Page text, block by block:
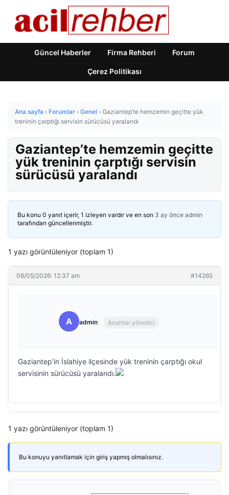
Güncel Haberler Firma Rehberi Forum
Çerez Politikası
Ana sayfa › Forumlar › Genel › Gaziantep’te hemzemin geçitte yük
treninin çarptığı servisin sürücüsü yaralandı
Gaziantep’te hemzemin geçitte
yük treninin çarptığı servisin
sürücüsü yaralandı
Bu konu 0 yanıt içerir, 1 izleyen vardır ve en son 3 ay önce admin
tarafından güncellenmiştir.
1 yazı görüntüleniyor (toplam 1)
08/05/2026: 12:37 am #14265
A admin Anahtar yönetici
Gaziantep’in İslahiye ilçesinde yük treninin çarptığı okul
servisinin sürücüsü yaralandı.
1 yazı görüntüleniyor (toplam 1)
Bu konuyu yanıtlamak için giriş yapmış olmalısınız.